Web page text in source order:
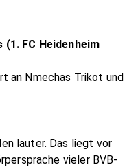
FC Heidenheim
an Nmechas Trikot und
lauter. Das liegt vor
vieler BVB-